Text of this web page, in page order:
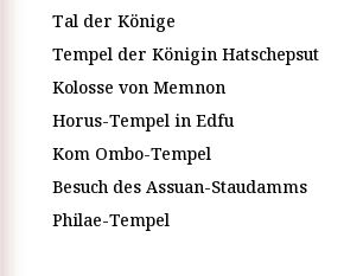
Tal der Könige
Tempel der Königin Hatschepsut
Kolosse von Memnon
Horus-Tempel in Edfu
Kom Ombo-Tempel
Besuch des Assuan-Staudamms
Philae-Tempel